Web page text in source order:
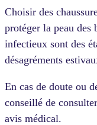
Choisir des
protéger la peau des
infectieux sont des
désagréments
En cas de doute ou
conseillé de
avis médical.